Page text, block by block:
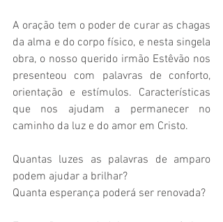
A oração tem o poder de curar as chagas
da alma e do corpo físico, e nesta singela
obra, o nosso querido irmão Estêvão nos
presenteou com palavras de conforto,
orientação e estímulos. Características
que nos ajudam a permanecer no
caminho da luz e do amor em Cristo.
Quantas luzes as palavras de amparo
podem ajudar a brilhar?
Quanta esperança poderá ser renovada?